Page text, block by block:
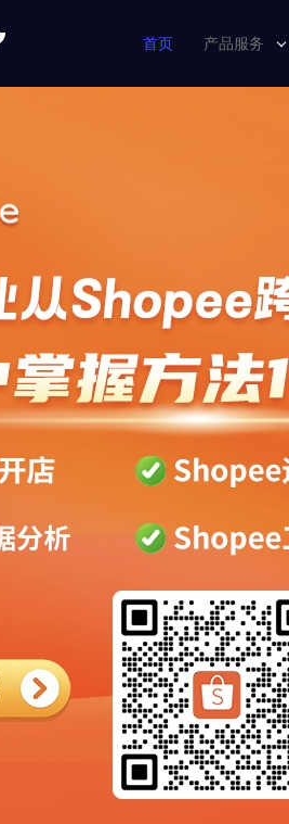
首页 产品服务
Ozon大数
Ozon大数
wildberries
Noon大
Noon数据